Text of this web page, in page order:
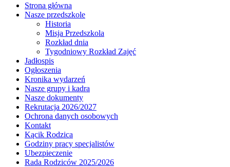
Strona główna
Nasze przedszkole
Historia
Misja Przedszkola
Rozkład dnia
Tygodniowy Rozkład Zajęć
Jadłospis
Ogłoszenia
Kronika wydarzeń
Nasze grupy i kadra
Nasze dokumenty
Rekrutacja 2026/2027
Ochrona danych osobowych
Kontakt
Kącik Rodzica
Godziny pracy specjalistów
Ubezpieczenie
Rada Rodziców 2025/2026